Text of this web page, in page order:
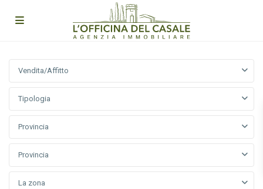
Vendita/Affitto
Tipologia
Provincia
Provincia
La zona